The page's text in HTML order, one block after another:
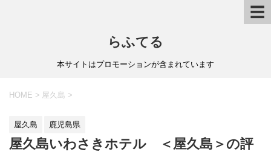
☰
らふてる
本サイトはプロモーションが含まれています
HOME > 屋久島 >
屋久島 鹿児島県
屋久島いわさきホテル ＜屋久島＞の評